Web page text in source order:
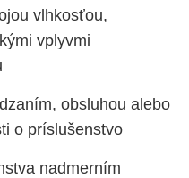
vlhkosťou,
vplyvmi
obsluhou alebo
o príslušenstvo
nadmerním